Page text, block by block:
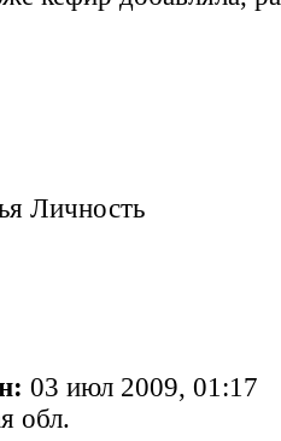
Личность
03 июл 2009, 01:17
обл.